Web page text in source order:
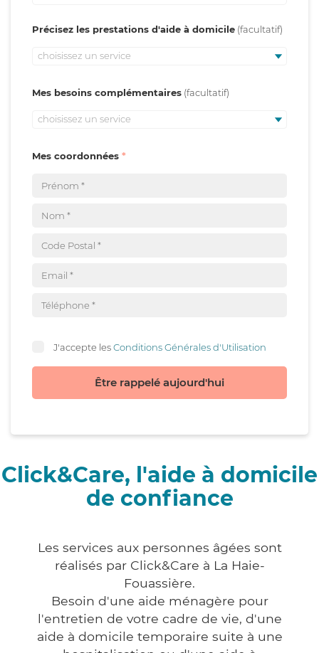
Précisez les prestations d'aide à domicile
choisissez un service
Mes besoins complémentaires
choisissez un service
Mes coordonnées
J'accepte lesConditions Générales d'Utilisation
Être rappelé aujourd'hui
Click&Care, l'aide à domicile
de confiance
Les services aux personnes âgées sont
réalisés par Click&Care à La Haie-
Fouassière.
Besoin d'une aide ménagère pour
l'entretien de votre cadre de vie, d'une
aide à domicile temporaire suite à une